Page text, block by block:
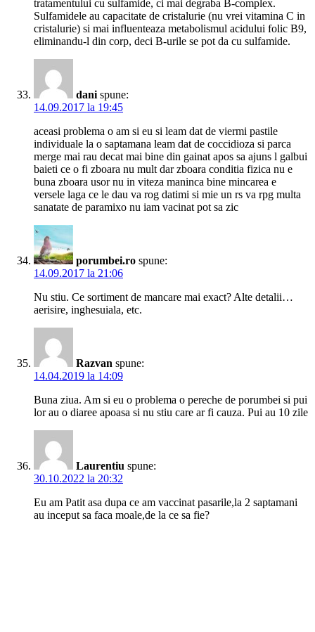
tratamentului cu sulfamide, ci mai degraba B-complex.
Sulfamidele au capacitate de cristalurie (nu vrei vitamina C in
cristalurie) si mai influenteaza metabolismul acidului folic B9,
eliminandu-l din corp, deci B-urile se pot da cu sulfamide.
dani spune:
14.09.2017 la 19:45
aceasi problema o am si eu si leam dat de viermi pastile
individuale la o saptamana leam dat de coccidioza si parca
merge mai rau decat mai bine din gainat apos sa ajuns l galbui
baieti ce o fi zboara nu mult dar zboara conditia fizica nu e
buna zboara usor nu in viteza maninca bine mincarea e
versele laga ce le dau va rog datimi si mie un rs va rpg multa
sanatate de paramixo nu iam vacinat pot sa zic
porumbei.ro spune:
14.09.2017 la 21:06
Nu stiu. Ce sortiment de mancare mai exact? Alte detalii…
aerisire, inghesuiala, etc.
Razvan spune:
14.04.2019 la 14:09
Buna ziua. Am si eu o problema o pereche de porumbei si pui
lor au o diaree apoasa si nu stiu care ar fi cauza. Pui au 10 zile
Laurentiu spune:
30.10.2022 la 20:32
Eu am Patit asa dupa ce am vaccinat pasarile,la 2 saptamani
au inceput sa faca moale,de la ce sa fie?